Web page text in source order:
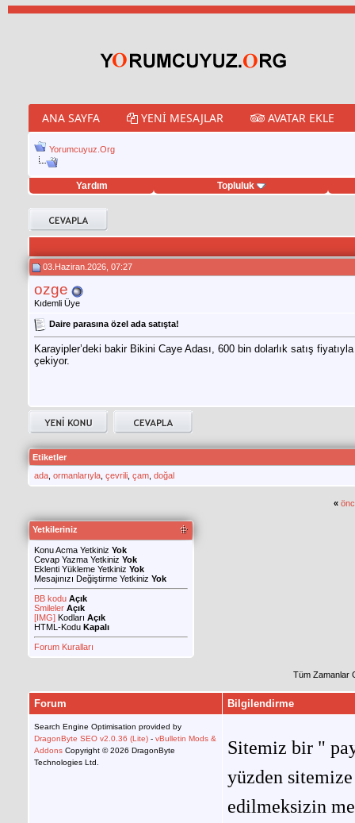
ANA SAYFA YENI MESAJLAR AVATAR EKLE
Yorumcuyuz.Org
Yardım Topluluk
hilesi
03.Haziran.2026, 07:27
ozge
Kıdemli Üye
Daire parasına özel ada satışta!
Karayipler’deki bakir Bikini Caye Adası, 600 bin dolarlık satış
çekiyor.
Etiketler
ada ormanlarıyla çevrili çam doğal
«
Yetkileriniz
Konu Acma Yetkiniz Yok
Cevap Yazma Yetkiniz Yok
Eklenti Yükleme Yetkiniz Yok
Mesajınızı Değiştirme Yetkiniz Yok
BB kodu Açık
Smileler Açık
[IMG] Kodları Açık
HTML-Kodu Kapalı
Forum Kuralları
Tüm Zamanlar
Forum Bilgilendirme
Search Engine Optimisation provided by
DragonByte SEO v2.0.36 (Lite) - vBulletin Mods &
Addons Copyright © 2026 DragonByte
Technologies Ltd.
Sitemiz bir "
yüzden
edilmeksizin